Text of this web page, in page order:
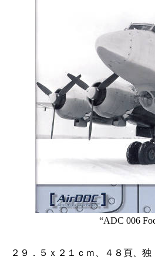
“ADC 006
２９．５ｘ２１ｃｍ、４８頁、